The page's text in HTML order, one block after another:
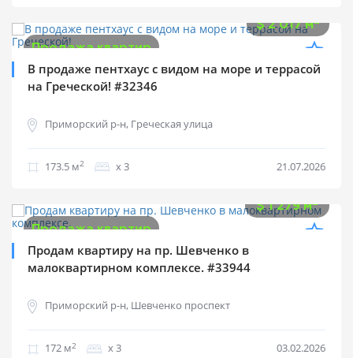
$2 017 м2
Продажа квартир
В продаже пентхаус с видом на море и террасой
на Греческой! #32346
Приморский р-н, Греческая улица
173.5 м2 х 3 21.07.2026
$1 279 м2
Продажа квартир
Продам квартиру на пр. Шевченко в
малоквартирном комплексе. #33944
Приморский р-н, Шевченко проспект
172 м2 х 3 03.02.2026